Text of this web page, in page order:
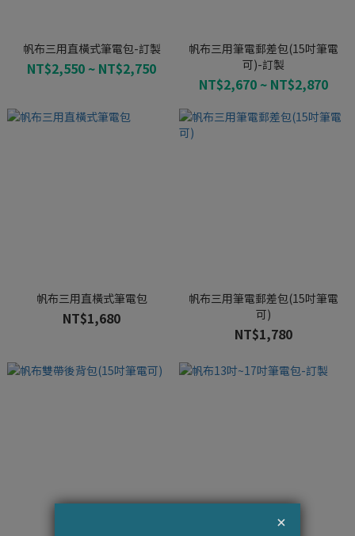
帆布三用直橫式筆電包-訂製
NT$2,550 ~ NT$2,750
帆布三用筆電郵差包(15吋筆電
可)-訂製
NT$2,670 ~ NT$2,870
帆布三用直橫式筆電包
NT$1,680
帆布三用筆電郵差包(15吋筆電
可)
NT$1,780